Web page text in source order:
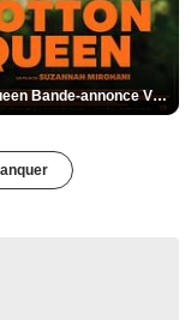
Cotton Queen Bande-annonce VO STFR